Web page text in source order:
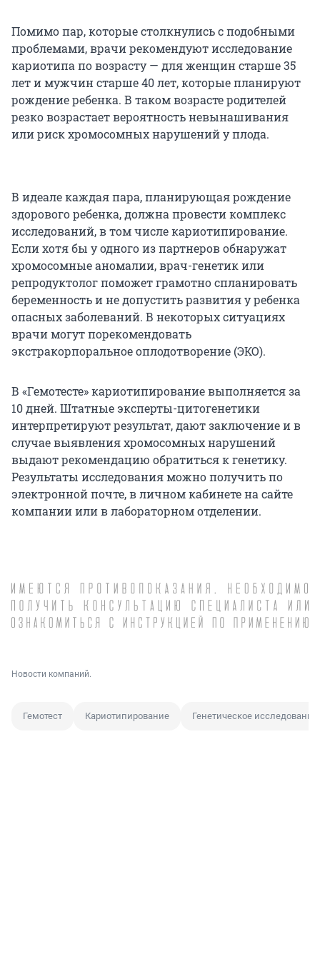
Помимо пар, которые столкнулись с подобными
проблемами, врачи рекомендуют исследование
кариотипа по возрасту — для женщин старше 35
лет и мужчин старше 40 лет, которые планируют
рождение ребенка. В таком возрасте родителей
резко возрастает вероятность невынашивания
или риск хромосомных нарушений у плода.
В идеале каждая пара, планирующая рождение
здорового ребенка, должна провести комплекс
исследований, в том числе кариотипирование.
Если хотя бы у одного из партнеров обнаружат
хромосомные аномалии, врач-генетик или
репродуктолог поможет грамотно спланировать
беременность и не допустить развития у ребенка
опасных заболеваний. В некоторых ситуациях
врачи могут порекомендовать
экстракорпоральное оплодотворение (ЭКО).
В «Гемотесте» кариотипирование выполняется за
10 дней. Штатные эксперты-цитогенетики
интерпретируют результат, дают заключение и в
случае выявления хромосомных нарушений
выдают рекомендацию обратиться к генетику.
Результаты исследования можно получить по
электронной почте, в личном кабинете на сайте
компании или в лабораторном отделении.
Новости компаний.
Гемотест Кариотипирование Генетическое исследование